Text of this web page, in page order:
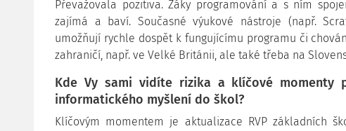
Převažovala pozitiva. Žáky programování a s ním
zajímá a baví. Současné výukové nástroje (např.
umožňují rychle dospět k fungujícímu programu či
zahraničí, např. ve Velké Británii, ale také třeba na
Kde Vy sami vidíte rizika a klíčové momenty
informatického myšlení do škol?
Klíčovým momentem je aktualizace RVP základních